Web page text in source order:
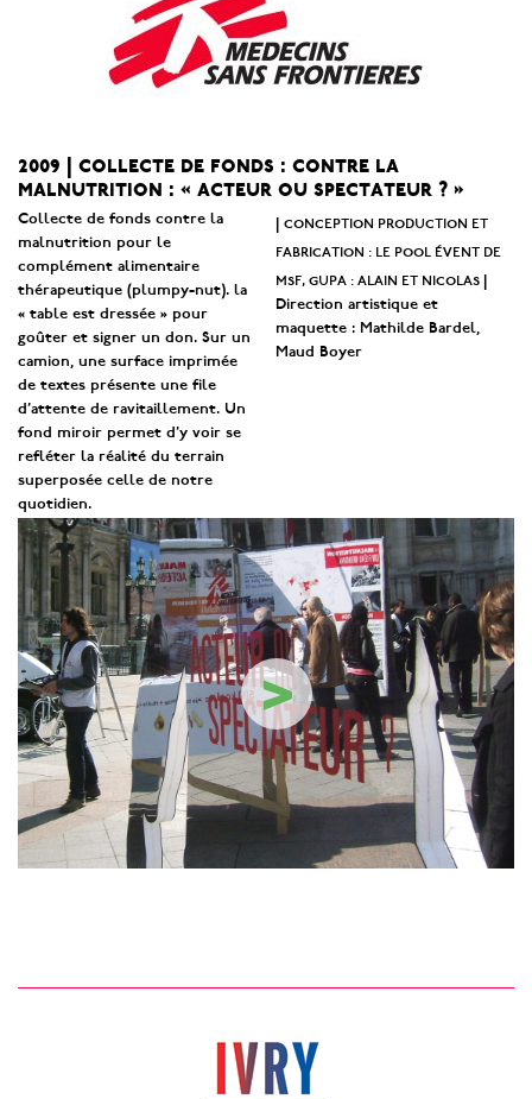
2009 | collecte de fonds : contre la
malnutrition : « acteur ou spectateur ? »
Collecte de fonds contre la
malnutrition pour le
complément alimentaire
thérapeutique (plumpy-nut). la
« table est dressée » pour
goûter et signer un don. Sur un
camion, une surface imprimée
de textes présente une file
d’attente de ravitaillement. Un
fond miroir permet d’y voir se
refléter la réalité du terrain
superposée celle de notre
quotidien.
|conception production et
fabrication : le pool évent de
msf, gupa : alain et nicolas
Direction artistique et
maquette : Mathilde Bardel,
Maud Boyer
>